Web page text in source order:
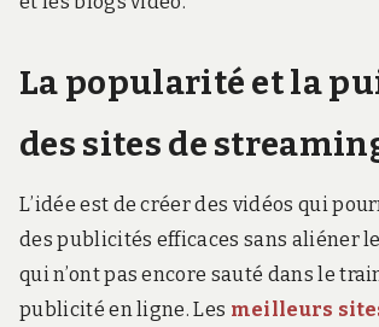
La popularité et la
des sites de
L’idée est de créer des vidéos qui
des publicités efficaces sans aliéner
qui n’ont pas encore sauté dans le
publicité en ligne. Les meilleurs